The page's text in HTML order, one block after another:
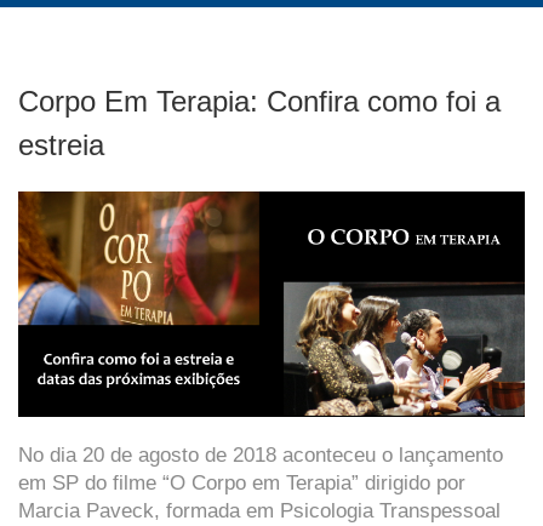
Corpo Em Terapia: Confira como foi a
estreia
No dia 20 de agosto de 2018 aconteceu o lançamento
em SP do filme “O Corpo em Terapia” dirigido por
Marcia Paveck, formada em Psicologia Transpessoal